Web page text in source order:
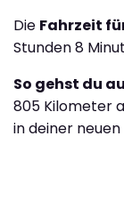
Die Fahrzeit
Stunden 8
So gehst du
805 Kilometer
in deiner